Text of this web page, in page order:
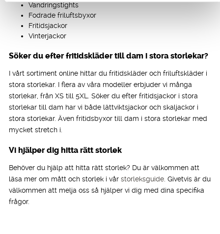
Vandringstights
Fodrade friluftsbyxor
Fritidsjackor
Vinterjackor
Söker du efter fritidskläder till dam i stora storlekar?
I vårt sortiment online hittar du fritidskläder och friluftskläder i
stora storlekar. I flera av våra modeller erbjuder vi många
storlekar, från XS till 5XL. Söker du efter fritidsjackor i stora
storlekar till dam har vi både lättviktsjackor och skaljackor i
stora storlekar. Även fritidsbyxor till dam i stora storlekar med
mycket stretch i.
Vi hjälper dig hitta rätt storlek
Behöver du hjälp att hitta rätt storlek? Du är välkommen att
läsa mer om mått och storlek i vår storleksguide. Givetvis är du
välkommen att melja oss så hjälper vi dig med dina specifika
frågor.